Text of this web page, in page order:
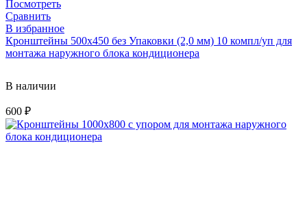
Посмотреть
Сравнить
В избранное
Кронштейны 500х450 без Упаковки (2,0 мм) 10 компл/уп для
монтажа наружного блока кондиционера
В наличии
600 ₽